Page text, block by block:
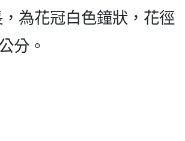
為花冠白色鐘狀，花徑
分。